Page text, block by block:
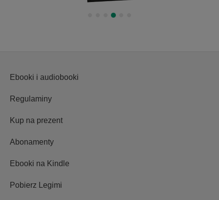
Ebooki i audiobooki
Regulaminy
Kup na prezent
Abonamenty
Ebooki na Kindle
Pobierz Legimi